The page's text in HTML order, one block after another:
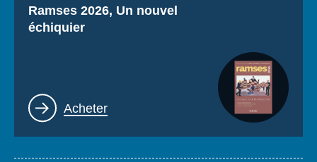
Titre
Ramses 2026, Un nouvel
échiquier
Lien
Acheter